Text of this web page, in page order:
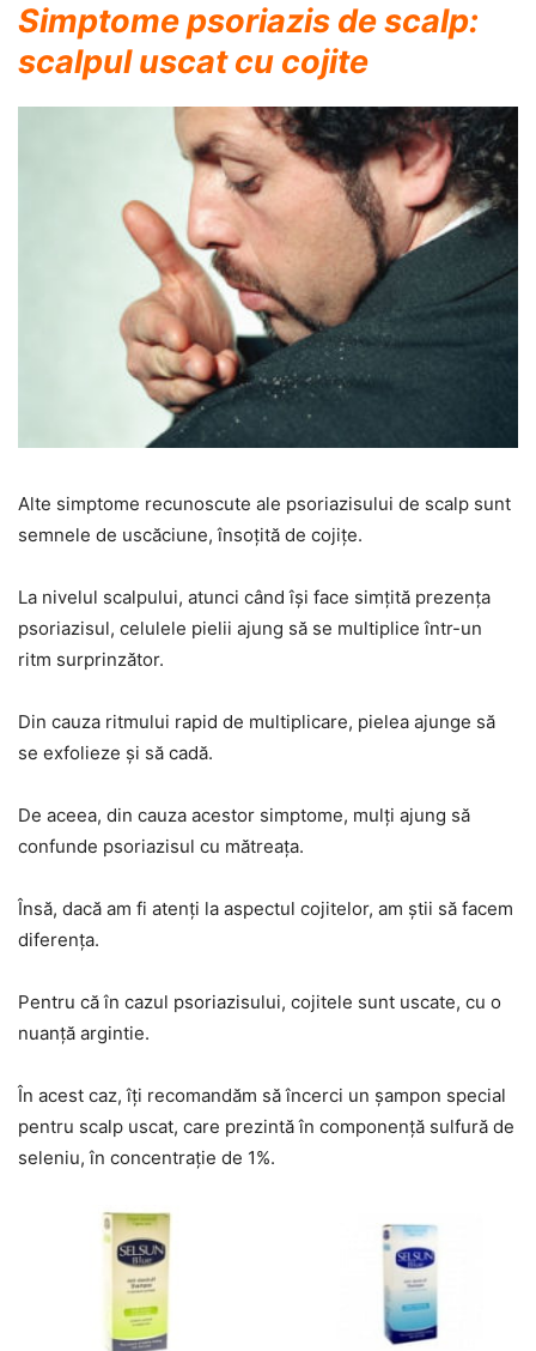
Simptome psoriazis de scalp:
scalpul uscat cu cojite
Alte simptome recunoscute ale psoriazisului de scalp sunt
semnele de uscăciune, însoţită de cojiţe.
La nivelul scalpului, atunci când îşi face simţită prezenţa
psoriazisul, celulele pielii ajung să se multiplice într-un
ritm surprinzător.
Din cauza ritmului rapid de multiplicare, pielea ajunge să
se exfolieze şi să cadă.
De aceea, din cauza acestor simptome, mulţi ajung să
confunde psoriazisul cu mătreaţa.
Însă, dacă am fi atenţi la aspectul cojitelor, am ştii să facem
diferenţa.
Pentru că în cazul psoriazisului, cojitele sunt uscate, cu o
nuanţă argintie.
În acest caz, îţi recomandăm să încerci un şampon special
pentru scalp uscat, care prezintă în componenţă sulfură de
seleniu, în concentraţie de 1%.